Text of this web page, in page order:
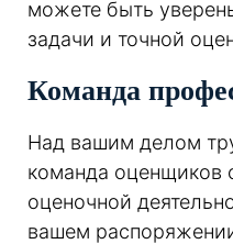
можете быть
задачи и точной
Команда
Над вашим делом
команда оценщиков
оценочной
вашем